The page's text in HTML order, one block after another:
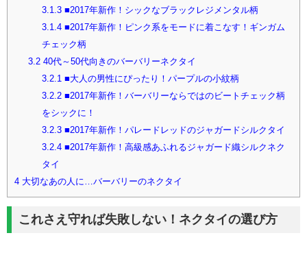
3.1.3■2017年新作！シックなブラックレジメンタル柄
3.1.4■2017年新作！ピンク系をモードに着こなす！ギンガム
チェック柄
3.240代～50代向きのバーバリーネクタイ
3.2.1 ■大人の男性にぴったり！パープルの小紋柄
3.2.2■2017年新作！バーバリーならではのビートチェック柄
をシックに！
3.2.3■2017年新作！パレードレッドのジャガードシルクタイ
3.2.4■2017年新作！高級感あふれるジャガード織シルクネク
タイ
4 大切なあの人に…バーバリーのネクタイ
これさえ守れば失敗しない！ネクタイの選び方